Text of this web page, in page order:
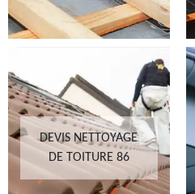
DEVIS NETTOYAGE
DE TOITURE 86